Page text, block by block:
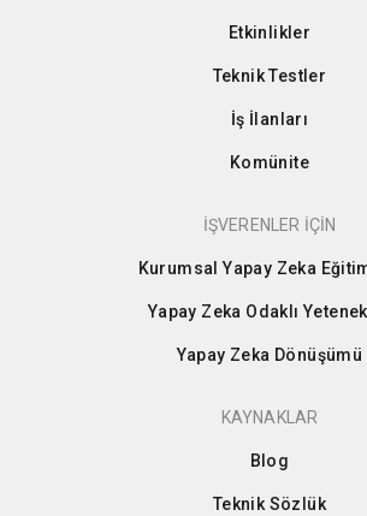
Etkinlikler
Teknik Testler
İş İlanları
Komünite
İŞVERENLER İÇİN
Kurumsal Yapay Zeka
Yapay Zeka Odaklı
Yapay Zeka Dönüşümü
KAYNAKLAR
Blog
Teknik Sözlük